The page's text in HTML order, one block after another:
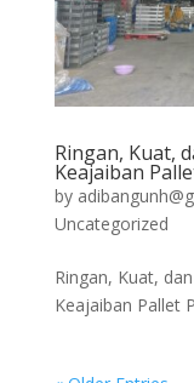
Ringan, Kuat,
Keajaiban
by
Uncategorized
Ringan, Kuat,
Keajaiban Pallet